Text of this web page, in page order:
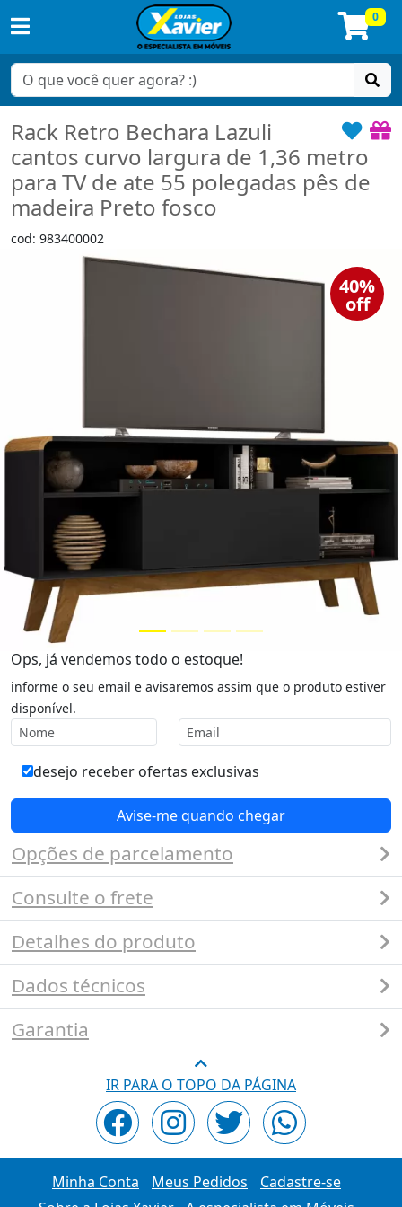
0
Rack Retro Bechara Lazuli
cantos curvo largura de 1,36 metro
para TV de ate 55 polegadas pês de
madeira Preto fosco
cod: 983400002
40%
off
Ops, já vendemos todo o estoque!
informe o seu email e avisaremos assim que o produto estiver
disponível.
desejo receber ofertas exclusivas
Avise-me quando chegar
Opções de parcelamento
Consulte o frete
Detalhes do produto
Dados técnicos
Garantia
IR PARA O TOPO DA PÁGINA
Minha Conta Meus Pedidos
Cadastre-se